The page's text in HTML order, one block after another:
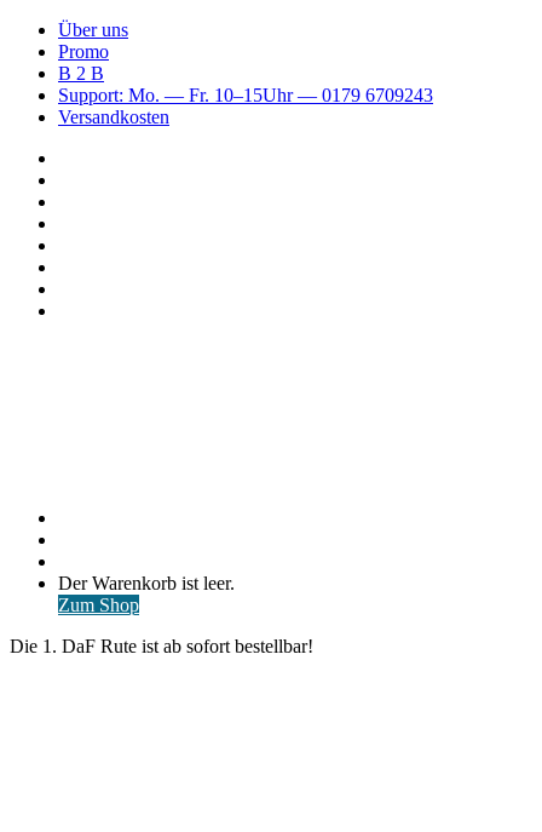
Über uns
Promo
B 2 B
Support: Mo. — Fr. 10–15Uhr — 0179 6709243
Versandkosten
Warenkorb
ansehen
Der Warenkorb ist leer.
Zum Shop
Die 1. DaF Rute ist ab sofort bestellbar!